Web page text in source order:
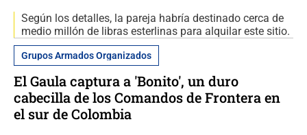
Según los detalles, la pareja habría destinado cerca de
medio millón de libras esterlinas para alquilar este sitio.
Grupos Armados Organizados
El Gaula captura a 'Bonito', un duro
cabecilla de los Comandos de Frontera en
el sur de Colombia